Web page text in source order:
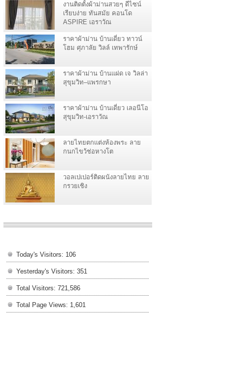
งานติดตั้งผ้าม่านสวยๆ ดีไซน์
เรียบง่าย ทันสมัย คอนโด
ASPIRE เอราวัณ
ราคาผ้าม่าน บ้านเดี่ยว ทาวน์
โฮม ศุภาลัย วิลล์ เทพารักษ์
ราคาผ้าม่าน บ้านแฝด เจ วิลล่า
สุขุมวิท–แพรกษา
ราคาผ้าม่าน บ้านเดี่ยว เลอนีโอ
สุขุมวิท-เอราวัณ
ลายไทยตกแต่งห้องพระ ลาย
กนกไขว้ช่อหางโต
วอลเปเปอร์ติดผนังลายไทย ลาย
กรวยเชิง
Today's Visitors: 106
Yesterday's Visitors: 351
Total Visitors: 721,586
Total Page Views: 1,601